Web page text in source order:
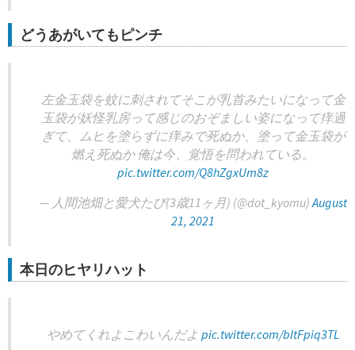
どうあがいてもピンチ
左金玉袋を蚊に刺されてそこが乳首みたいになって金
玉袋が妖怪乳房って感じのおぞましい姿になって痒過
ぎて、ムヒを塗らずに痒みで死ぬか、塗って金玉袋が
燃え死ぬか 俺は今、覚悟を問われている。
pic.twitter.com/Q8hZgxUm8z
— 人間池畑と愛犬たび(3歳11ヶ月) (@dot_kyomu)August
21, 2021
本日のヒヤリハット
やめてくれよこわいんだよ pic.twitter.com/bItFpiq3TL